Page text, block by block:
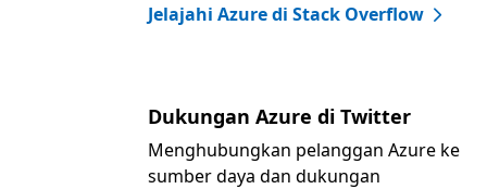
Jelajahi Azure di Stack Overflow
Dukungan Azure di Twitter
Menghubungkan pelanggan Azure ke
sumber daya dan dukungan